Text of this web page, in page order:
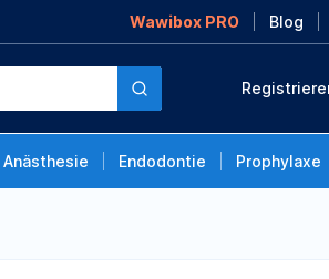
Wawibox PRO Blog
Anästhesie Endodontie Prophylaxe